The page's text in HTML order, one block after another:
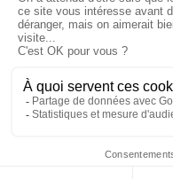
3 objets
critères
piloter